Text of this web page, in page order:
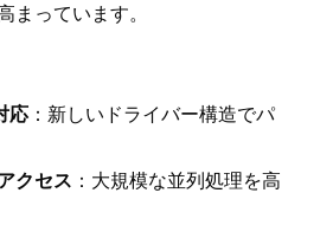
まっています。
応 ：新しいドライバー構造でパ
クセス ：大規模な並列処理を高